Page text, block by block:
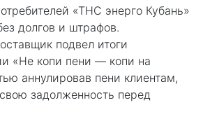
«ТНС энерго Кубань»
долгов и штрафов.
подвел итоги
«Не копи пени — копи на
аннулировав пени клиентам,
задолженность перед